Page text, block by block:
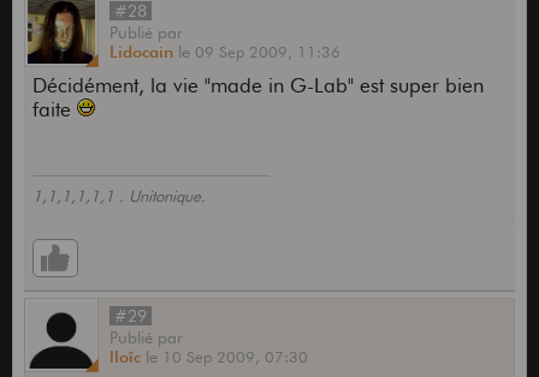
#28
Publié par
Lidocain le 09 Sep 2009, 11:36
Décidément, la vie "made in G-Lab" est super bien
faite
1,1,1,1,1,1 . Unitonique.
#29
Publié par
lloîc le 10 Sep 2009, 07:30